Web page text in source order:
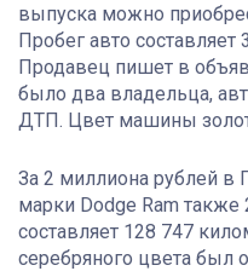
выпуска можно
Пробег авто
Продавец пишет в
было два владельца,
ДТП. Цвет машины
За 2 миллиона рублей в
марки Dodge Ram также
составляет 128 747
серебряного цвета был